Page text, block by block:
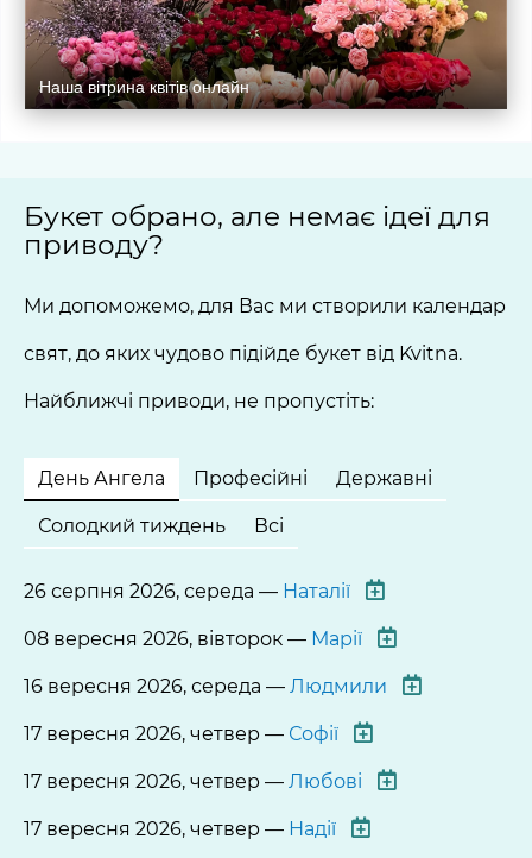
Наша вітрина квітів онлайн
Букет обрано, але немає ідеї для
приводу?
Ми допоможемо, для Вас ми створили календар
свят, до яких чудово підійде букет від Kvitna.
Найближчі приводи, не пропустіть:
День Ангела Професійні Державні
Солодкий тиждень Всі
26 серпня 2026, середа — Наталії
08 вересня 2026, вівторок — Марії
16 вересня 2026, середа — Людмили
17 вересня 2026, четвер — Софії
17 вересня 2026, четвер — Любові
17 вересня 2026, четвер — Надії